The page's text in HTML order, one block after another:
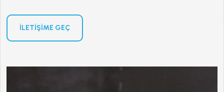
İLETIŞIME GEÇ